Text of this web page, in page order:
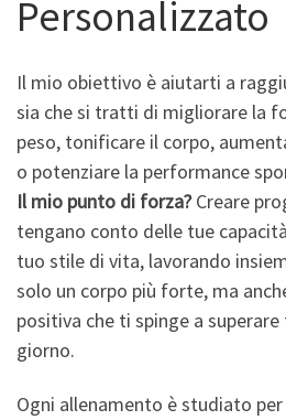
Personalizzato
Il mio obiettivo è aiutarti a
sia che si tratti di migliorare la
peso, tonificare il corpo,
o potenziare la performance
Il mio punto di forza?Creare
tengano conto delle tue
tuo stile di vita, lavorando
solo un corpo più forte, ma
positiva che ti spinge a
giorno.
Ogni allenamento è studiato